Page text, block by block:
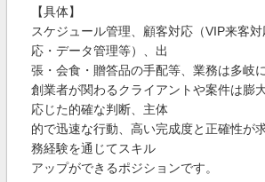
【具体】
スケジュール管理、顧客対応（VIP来客
応・データ管理等）、出
張・会食・贈答品の手配等、業務は多岐
創業者が関わるクライアントや案件は膨
応じた的確な判断、主体
的で迅速な行動、高い完成度と正確性が
務経験を通じてスキル
アップができるポジションです。